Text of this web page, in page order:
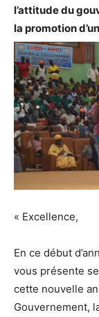
l’attitude du
la promotion
« Excellence,
En ce début
vous présente
cette nouvelle
Gouvernement,